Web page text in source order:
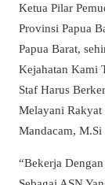
Ketua Pilar
Provinsi Papua
Papua Barat,
Kejahatan Kami
Staf Harus
Melayani Rakyat
Mandacam, M.Si
“Bekerja